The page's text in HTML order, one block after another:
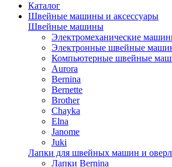
Каталог
Швейные машины и аксессуары
Швейные машины
Электромеханические
Электронные швейные
Компьютерные швейные
Aurora
Bernina
Bernette
Brother
Chayka
Elna
Janome
Juki
Лапки для швейных машин и
Лапки Bernina